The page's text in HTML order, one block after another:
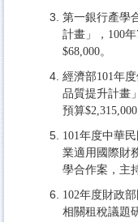
第一銀行產學
計畫」，100
$68,000。
經濟部101年
品質提升計畫
預算$2,315,000
101年度中華
業適用國際財
學合作案，主
102年度財政
相關租稅議題